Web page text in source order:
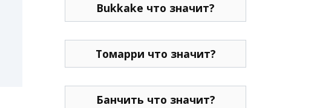
Bukkake что значит?
Томарри что значит?
Банчить что значит?